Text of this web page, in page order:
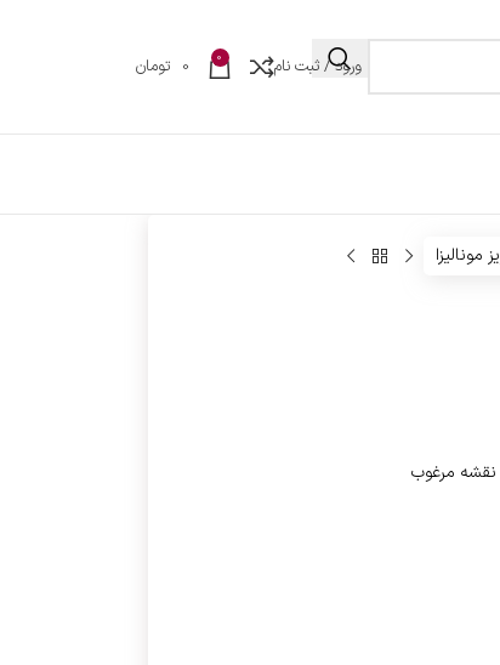
ورود / ثبت نام 0
0 تومان
مونالیزا
نقشه مرغوب